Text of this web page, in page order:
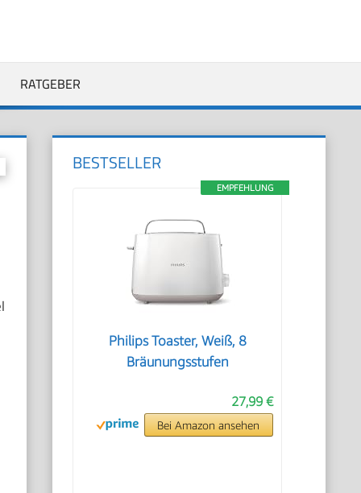
RATGEBER
BESTSELLER
EMPFEHLUNG
Philips Toaster, Weiß, 8
Bräunungsstufen
27,99 €
Bei Amazon ansehen